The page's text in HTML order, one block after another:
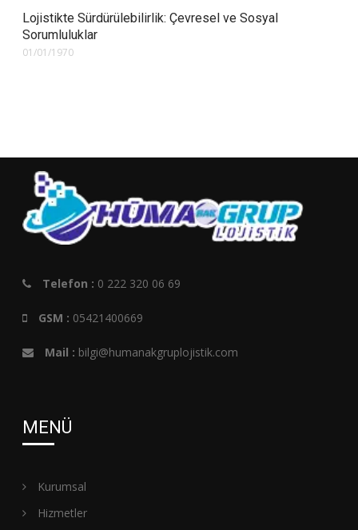
Lojistikte Sürdürülebilirlik: Çevresel ve Sosyal
Sorumluluklar
01/01/1970
Telefon : 0 222 320 06 69
GSM : 05421400669
Mail : bilgi@humanakgruplojistik.com
MENÜ
Kurumsal
Hizmetler